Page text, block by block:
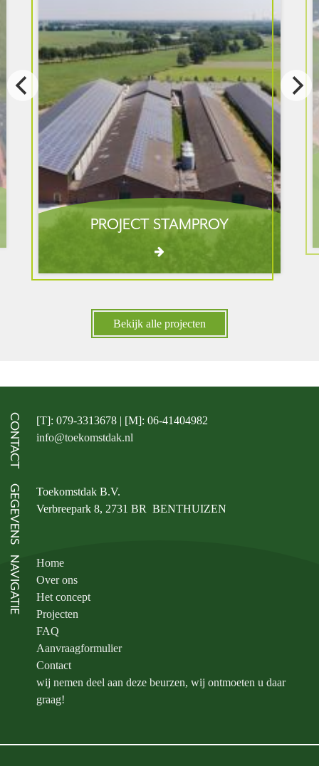
PROJECT STAMPROY
Bekijk alle projecten
CONTACT
[T]: 079-3313678 | [M]: 06-41404982
info@toekomstdak.nl
GEGEVENS
Toekomstdak B.V.
Verbreepark 8, 2731 BR BENTHUIZEN
NAVIGATIE
Home
Over ons
Het concept
Projecten
FAQ
Aanvraagformulier
Contact
wij nemen deel aan deze beurzen, wij ontmoeten u daar
graag!